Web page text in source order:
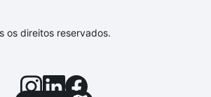
os direitos reservados.